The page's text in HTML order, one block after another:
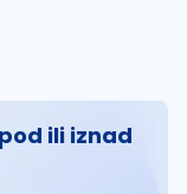
ili iznad